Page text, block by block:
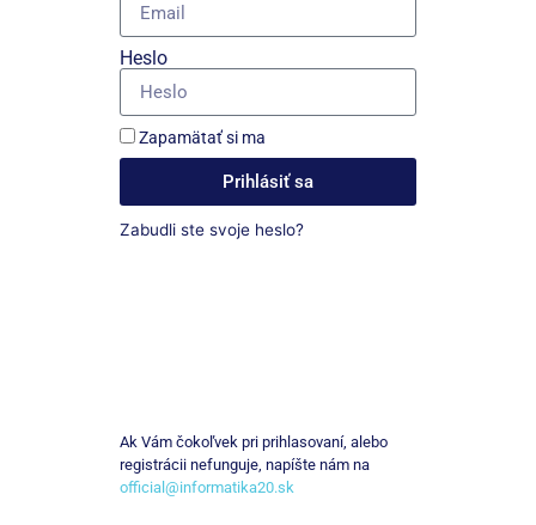
Heslo
Zapamätať si ma
Prihlásiť sa
Zabudli ste svoje heslo?
Ak Vám čokoľvek pri prihlasovaní, alebo
registrácii nefunguje, napíšte nám na
official@informatika20.sk